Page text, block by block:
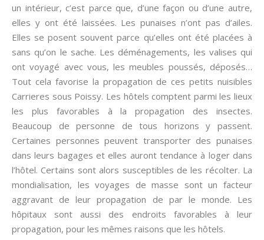
un intérieur, c’est parce que, d’une façon ou d’une autre,
elles y ont été laissées. Les punaises n’ont pas d’ailes.
Elles se posent souvent parce qu’elles ont été placées à
sans qu’on le sache. Les déménagements, les valises qui
ont voyagé avec vous, les meubles poussés, déposés…
Tout cela favorise la propagation de ces petits nuisibles
Carrieres sous Poissy. Les hôtels comptent parmi les lieux
les plus favorables à la propagation des insectes.
Beaucoup de personne de tous horizons y passent.
Certaines personnes peuvent transporter des punaises
dans leurs bagages et elles auront tendance à loger dans
l’hôtel. Certains sont alors susceptibles de les récolter. La
mondialisation, les voyages de masse sont un facteur
aggravant de leur propagation de par le monde. Les
hôpitaux sont aussi des endroits favorables à leur
propagation, pour les mêmes raisons que les hôtels.